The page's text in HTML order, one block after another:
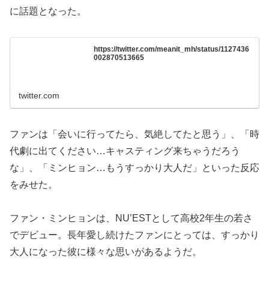
に話題となった。
https://twitter.com/meanit_mh/status/1127436
002870513665
twitter.com
ファンは「会いに行ってたら、気絶してたと思う」、「時
代劇に出てください…キャスティング来ちゃうだろう
な」、「ミンヒョン…もうすっかり大人だ」といった反応
をみせた。
ファン・ミンヒョンは、NU’ESTとして高校2年生の若さ
でデビュー。長年愛し続けたファンにとっては、すっかり
大人になった彼に様々な思いがあるようだ。